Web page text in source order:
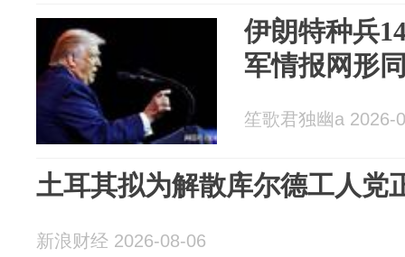
伊朗特种兵
军情报网形
笙歌君独幽a 2026-
土耳其拟为解散库尔德工人党
新浪财经 2026-08-06